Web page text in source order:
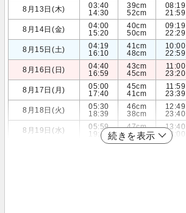
8月13日(木)
03:40
14:30
39cm
52cm
08:19
21:59
8月14日(金)
04:00
15:20
40cm
50cm
09:19
22:29
8月15日(土)
04:19
16:10
41cm
48cm
10:00
22:59
8月16日(日)
04:40
16:59
43cm
45cm
11:00
23:20
8月17日(月)
05:00
17:40
45cm
41cm
11:59
23:39
8月18日(火)
05:30
18:39
46cm
38cm
12:49
23:40
8月19日(水)
05:59
19:40
47cm
35cm
13:40
23:00
続きを表示